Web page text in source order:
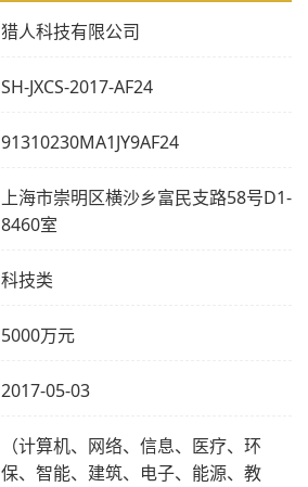
猎人科技有限公司
SH-JXCS-2017-AF24
91310230MA1JY9AF24
上海市崇明区横沙乡富民支路58号D1-
8460室
科技类
5000万元
2017-05-03
（计算机、网络、信息、医疗、环
保、智能、建筑、电子、能源、教